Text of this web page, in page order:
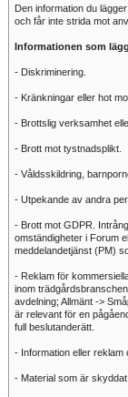
Den information du
och får inte strida mot
Informationen som
- Diskriminering.
- Kränkningar eller hot
- Brottslig verksamhet
- Brott mot tystnadsplikt.
- Våldsskildring,
- Utpekande av andra
- Brott mot GDPR.
omständigheter i Forum
meddelandetjänst (PM)
- Reklam för
inom
avdelning; Allmänt ->
är relevant för en
full beslutanderätt.
- Information eller reklam
- Material som är